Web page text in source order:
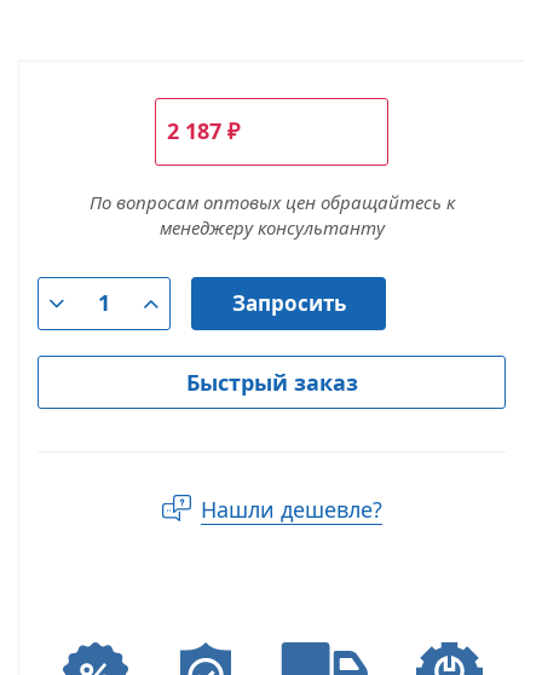
2 187 ₽
По вопросам оптовых цен обращайтесь к
менеджеру консультанту
Запросить
Быстрый заказ
Нашли дешевле?